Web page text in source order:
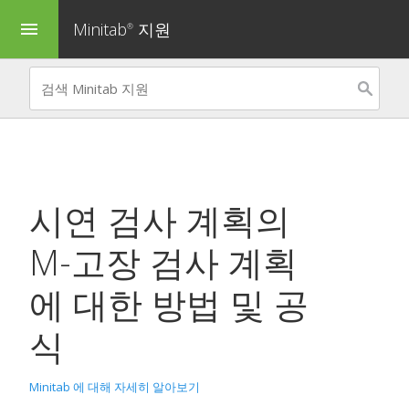
menu Minitab® 지원
시연 검사 계획의
M-고장 검사 계획
에 대한 방법 및 공
식
Minitab 에 대해 자세히 알아보기